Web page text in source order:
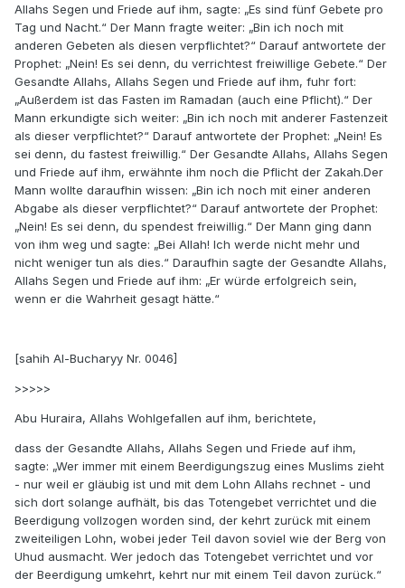
Allahs Segen und Friede auf ihm, sagte: „Es sind fünf Gebete pro
Tag und Nacht.“ Der Mann fragte weiter: „Bin ich noch mit
anderen Gebeten als diesen verpflichtet?“ Darauf antwortete der
Prophet: „Nein! Es sei denn, du verrichtest freiwillige Gebete.“ Der
Gesandte Allahs, Allahs Segen und Friede auf ihm, fuhr fort:
„Außerdem ist das Fasten im Ramadan (auch eine Pflicht).“ Der
Mann erkundigte sich weiter: „Bin ich noch mit anderer Fastenzeit
als dieser verpflichtet?“ Darauf antwortete der Prophet: „Nein! Es
sei denn, du fastest freiwillig.“ Der Gesandte Allahs, Allahs Segen
und Friede auf ihm, erwähnte ihm noch die Pflicht der Zakah.Der
Mann wollte daraufhin wissen: „Bin ich noch mit einer anderen
Abgabe als dieser verpflichtet?“ Darauf antwortete der Prophet:
„Nein! Es sei denn, du spendest freiwillig.“ Der Mann ging dann
von ihm weg und sagte: „Bei Allah! Ich werde nicht mehr und
nicht weniger tun als dies.“ Daraufhin sagte der Gesandte Allahs,
Allahs Segen und Friede auf ihm: „Er würde erfolgreich sein,
wenn er die Wahrheit gesagt hätte.“
[sahih Al-Bucharyy Nr. 0046]
>>>>>
Abu Huraira, Allahs Wohlgefallen auf ihm, berichtete,
dass der Gesandte Allahs, Allahs Segen und Friede auf ihm,
sagte: „Wer immer mit einem Beerdigungszug eines Muslims zieht
- nur weil er gläubig ist und mit dem Lohn Allahs rechnet - und
sich dort solange aufhält, bis das Totengebet verrichtet und die
Beerdigung vollzogen worden sind, der kehrt zurück mit einem
zweiteiligen Lohn, wobei jeder Teil davon soviel wie der Berg von
Uhud ausmacht. Wer jedoch das Totengebet verrichtet und vor
der Beerdigung umkehrt, kehrt nur mit einem Teil davon zurück.“